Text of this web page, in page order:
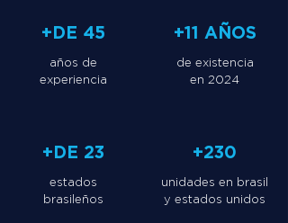
+DE 45
años de
experiencia
+DE 23
estados
brasileños
+11 AÑOS
de existencia
en 2024
+230
unidades en brasil
y estados unidos